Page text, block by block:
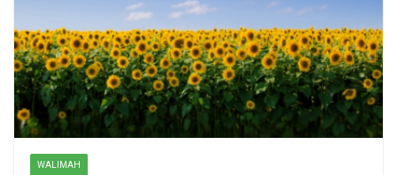
WALIMAH